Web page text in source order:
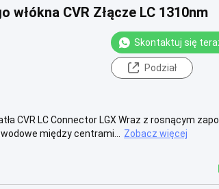
włókna CVR Złącze LC 1310nm
Skontaktuj się
Podział
CVR LC Connector LGX Wraz z rosnącym
między centrami...
Zobacz więcej